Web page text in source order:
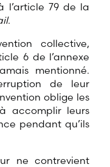
l’article 79 de la
.
collective,
6 de l’annexe
mentionné.
de leur
oblige les
accomplir leurs
pendant qu’ils
ne contrevient